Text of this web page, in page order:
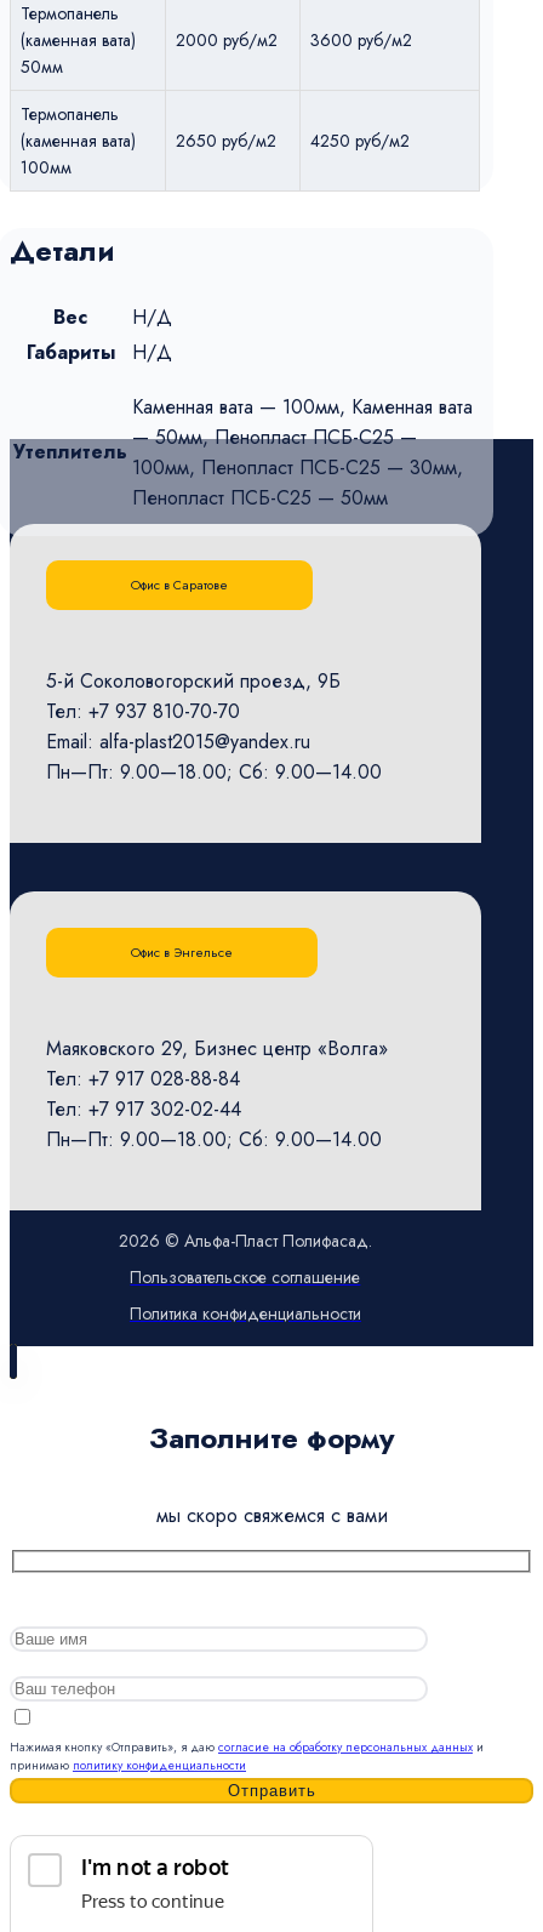
Термопанель
(каменная вата)
50мм
2000 руб/м2 3600 руб/м2
Термопанель
(каменная вата)
100мм
2650 руб/м2 4250 руб/м2
Детали
Вес
Н/Д
Габариты
Н/Д
Утеплитель
Каменная вата — 100мм, Каменная вата
— 50мм, Пенопласт ПСБ-С25 —
100мм, Пенопласт ПСБ-С25 — 30мм,
Пенопласт ПСБ-С25 — 50мм
Офис в Саратове
5-й Соколовогорский проезд, 9Б
Тел: +7 937 810-70-70
Email: alfa-plast2015@yandex.ru
Пн—Пт: 9.00—18.00; Сб: 9.00—14.00
Офис в Энгельсе
Маяковского 29, Бизнес центр «Волга»
Тел: +7 917 028-88-84
Тел: +7 917 302-02-44
Пн—Пт: 9.00—18.00; Сб: 9.00—14.00
2026 © Альфа-Пласт Полифасад.
Пользовательское соглашение
Политика конфиденциальности
Заполните форму
мы скоро свяжемся с вами
Нажимая кнопку «Отправить», я даю согласие на обработку персональных данных и
принимаю политику конфиденциальности